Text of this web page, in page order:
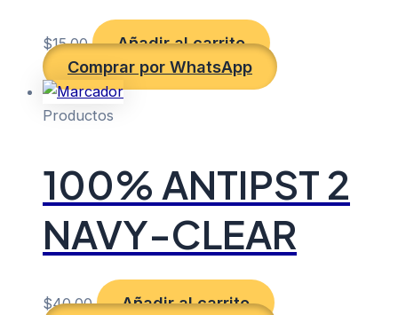
$15.00
Añadir al carrito
Comprar por WhatsApp
Productos
100% ANTIPST 2
NAVY-CLEAR
$40.00
Añadir al carrito